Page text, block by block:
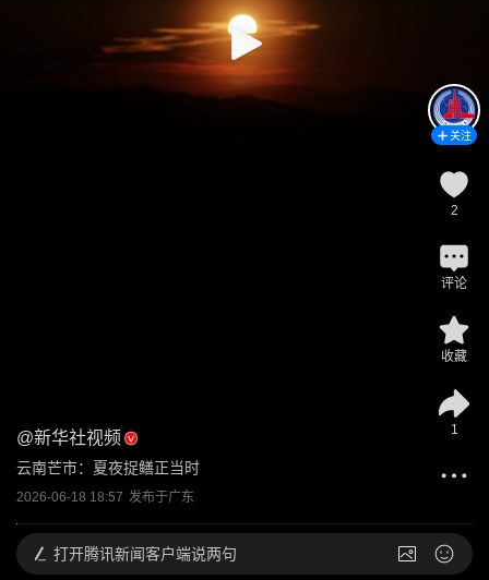
@新华社视频
云南芒市：夏夜捉鳝正当时
2026-06-18 18:57 发布于广东
关注
2
评论
收藏
1
打开腾讯新闻客户端说两句